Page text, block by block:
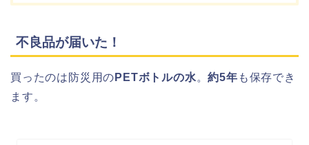
不良品が届いた！
買ったのは防災用の PETボトルの水。約5年 も保存でき
ます。